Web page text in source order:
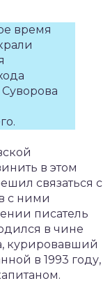
время
в этом
связаться с
с ними
писатель
в чине
курировавший
в 1993 году,